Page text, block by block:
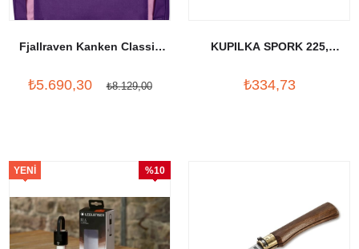
Fjallraven Kanken Classic
Orchid
₺5.690,30 ₺8.129,00
KUPILKA SPORK 225,
₺334,73
%10
YENI